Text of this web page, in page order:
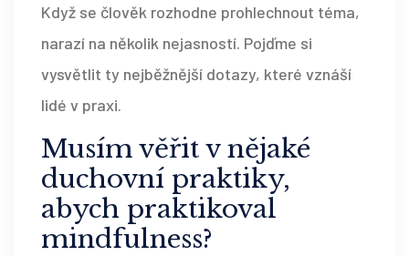
Když se člověk rozhodne prohlechnout téma,
narazí na několik nejasností. Pojďme si
vysvětlit ty nejběžnější dotazy, které vznáší
lidé v praxi.
Musím věřit v nějaké
duchovní praktiky,
abych praktikoval
mindfulness?